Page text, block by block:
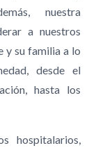
nuestra
a nuestros
y su familia a lo
desde el
hasta los
hospitalarios,